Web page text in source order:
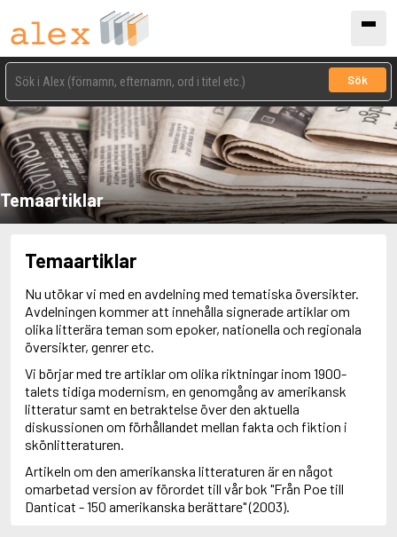
Sök
Temaartiklar
Temaartiklar
Nu utökar vi med en avdelning med tematiska översikter.
Avdelningen kommer att innehålla signerade artiklar om
olika litterära teman som epoker, nationella och regionala
översikter, genrer etc.
Vi börjar med tre artiklar om olika riktningar inom 1900-
talets tidiga modernism, en genomgång av amerikansk
litteratur samt en betraktelse över den aktuella
diskussionen om förhållandet mellan fakta och fiktion i
skönlitteraturen.
Artikeln om den amerikanska litteraturen är en något
omarbetad version av förordet till vår bok "Från Poe till
Danticat - 150 amerikanska berättare" (2003).